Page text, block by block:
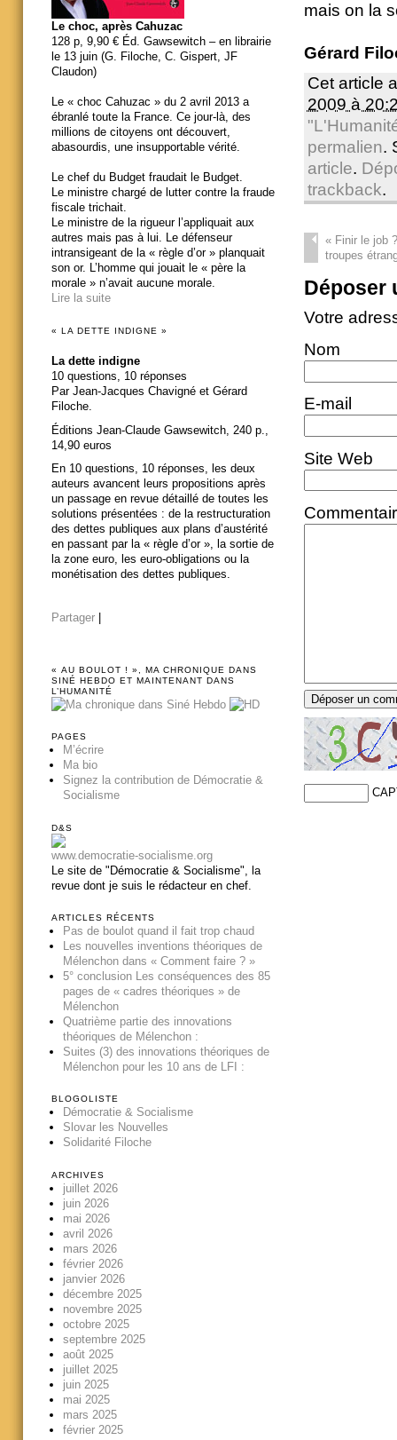
mais on la
Gérard
Cet article
2009 à
permalien.
article.
trackback.
«Finir le job
troupes
Déposer
Votre
Nom
E-mail
Site Web
Le choc, après Cahuzac
128 p, 9,90 € Éd. Gawsewitch – en librairie
le 13 juin (G. Filoche, C. Gispert, JF
Claudon)
Le « choc Cahuzac » du 2 avril 2013 a
ébranlé toute la France. Ce jour-là, des
millions de citoyens ont découvert,
abasourdis, une insupportable vérité.
Le chef du Budget fraudait le Budget.
Le ministre chargé de lutter contre la fraude
fiscale trichait.
Le ministre de la rigueur l’appliquait aux
autres mais pas à lui. Le défenseur
intransigeant de la « règle d’or » planquait
son or. L’homme qui jouait le « père la
morale » n’avait aucune morale.
Lire la suite
« LA DETTE INDIGNE »
La dette indigne
10 questions, 10 réponses
Par Jean-Jacques Chavigné et Gérard
Filoche.
Éditions Jean-Claude Gawsewitch, 240 p.,
14,90 euros
En 10 questions, 10 réponses, les deux
auteurs avancent leurs propositions après
un passage en revue détaillé de toutes les
solutions présentées : de la restructuration
des dettes publiques aux plans d’austérité
en passant par la « règle d’or », la sortie de
la zone euro, les euro-obligations ou la
monétisation des dettes publiques.
Partager
« AU BOULOT ! », MA CHRONIQUE DANS
SINÉ HEBDO ET MAINTENANT DANS
L’HUMANITÉ
PAGES
M’écrire
Ma bio
Signez la contribution de Démocratie &
Socialisme
D&S
www.democratie-socialisme.org
Le site de "Démocratie & Socialisme", la
revue dont je suis le rédacteur en chef.
ARTICLES RÉCENTS
Pas de boulot quand il fait trop chaud
Les nouvelles inventions théoriques de
Mélenchon dans « Comment faire ? »
5° conclusion Les conséquences des 85
pages de « cadres théoriques » de
Mélenchon
Quatrième partie des innovations
théoriques de Mélenchon :
Suites (3) des innovations théoriques de
Mélenchon pour les 10 ans de LFI :
BLOGOLISTE
Démocratie & Socialisme
Slovar les Nouvelles
Solidarité Filoche
ARCHIVES
juillet 2026
juin 2026
mai 2026
avril 2026
mars 2026
février 2026
janvier 2026
décembre 2025
novembre 2025
octobre 2025
septembre 2025
août 2025
juillet 2025
juin 2025
mai 2025
mars 2025
février 2025